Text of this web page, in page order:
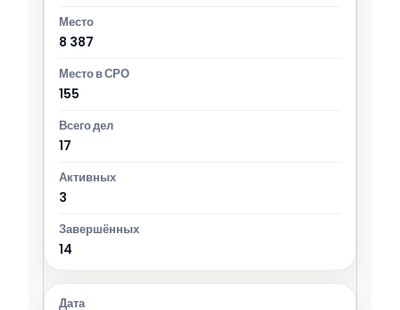
8 387
155
17
3
14